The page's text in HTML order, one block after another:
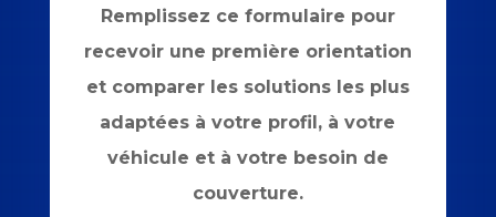
Remplissez ce formulaire pour
recevoir une première orientation
et comparer les solutions les plus
adaptées à votre profil, à votre
véhicule et à votre besoin de
couverture.